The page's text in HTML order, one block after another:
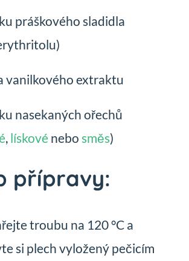
práškového sladidla
vanilkového extraktu
nasekaných ořechů
,lískovénebosměs)
přípravy:
troubu na 120 °C a
si plech vyložený pečicím